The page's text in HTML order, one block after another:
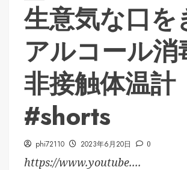
生意気な口を
アルコール消
非接触体温計
#shorts
phi72110 2023年6月20日 0
https://www.youtube....